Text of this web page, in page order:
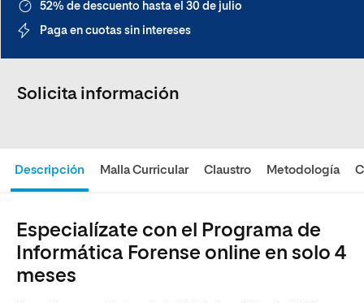
Descripción Malla Curricular Claustro Metodología
Especialízate con el Programa de
Informática Forense online en solo 4
meses
52% de descuento hasta el 30 de julio
Paga en cuotas sin intereses
Solicita información